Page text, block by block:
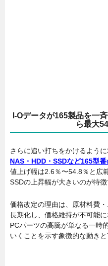
I-Oデータが165製品を一
ら最大
さらに追い打ちをかけるように
NAS・HDD・SSDなど165型
値上げ幅は2.6％〜54.8％と広
SSDの上昇幅が大きいのが特徴
価格改定の理由は、原材料費
長期化し、価格維持が不可能
PCパーツの高騰が単なる一時
いくことを示す象徴的な動きと